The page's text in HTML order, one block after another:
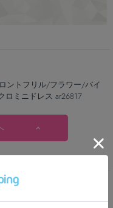
ントフリル/フラワー/バイ
ミニドレス ar26817